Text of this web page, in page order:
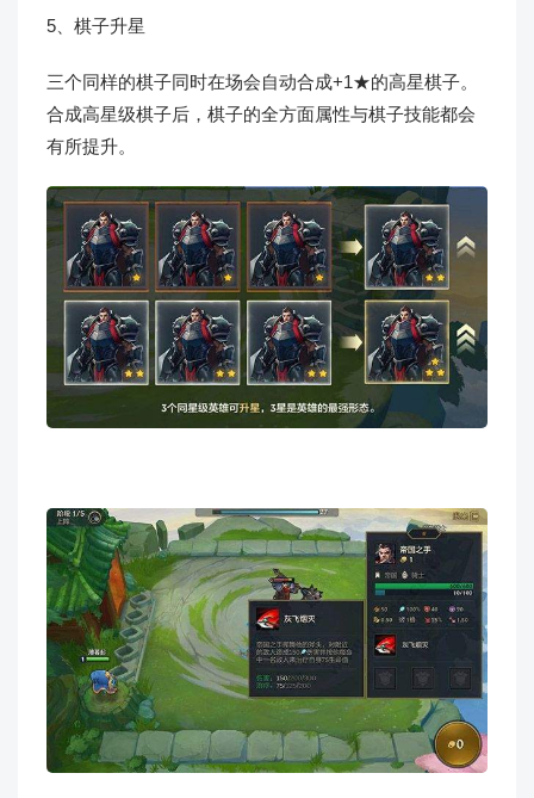
5、棋子升星
三个同样的棋子同时在场会自动合成+1★的高星棋子。
合成高星级棋子后，棋子的全方面属性与棋子技能都会
有所提升。